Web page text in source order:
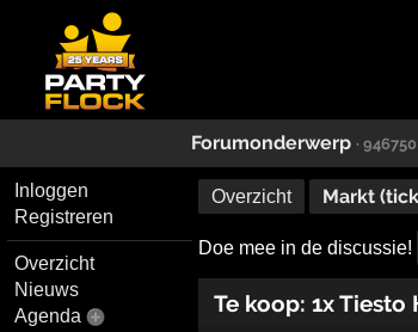
Forumonderwerp · 946750
Inloggen
Registreren
Overzicht
Nieuws
Agenda
Overzicht Markt
Doe mee in de discussie!
Te koop: 1x